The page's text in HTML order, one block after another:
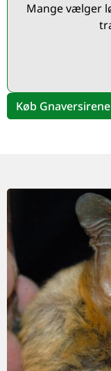
Mange vælger
Køb